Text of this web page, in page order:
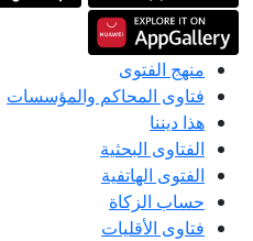
منهج الفتوى
فتاوى المحاكم والمؤسسات
هذا ديننا
الفتاوى البحثية
الفتوى الهاتفية
حساب الزكاة
فتاوى الأقليات